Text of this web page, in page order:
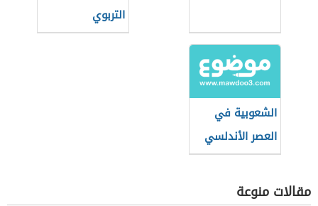
التربوي
الشعوبية في
العصر الأندلسي
مقالات منوعة